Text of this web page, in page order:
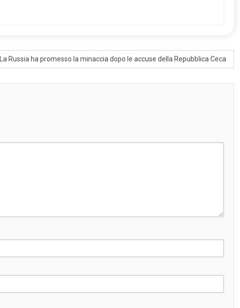
La Russia ha promesso la minaccia dopo le accuse della Repubblica Ceca